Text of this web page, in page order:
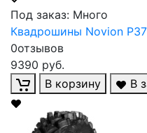
Под заказ: Много
Квадрошины Novion
0отзывов
9390 руб.
В корзину
В